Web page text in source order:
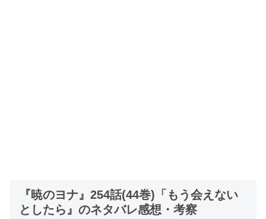
『暁のヨナ』254話(44巻)「もう会えない
としたら』のネタバレ感想・考察